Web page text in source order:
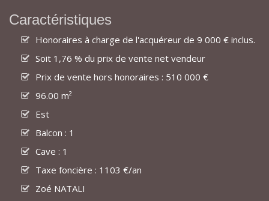
Caractéristiques
Honoraires à charge de l'acquéreur de 9 000 € inclus.
Soit 1,76 % du prix de vente net vendeur
Prix de vente hors honoraires : 510 000 €
96.00 m²
Est
Balcon : 1
Cave : 1
Taxe foncière : 1103 €/an
Zoé NATALI